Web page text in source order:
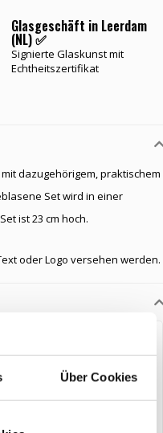
Über Cookies
Glasgeschäft in Leerdam
(NL) ✅
Signierte Glaskunst mit
Echtheitszertifikat
dazugehörigem, praktischem
Set wird in einer
ist 23 cm hoch.
oder Logo versehen werden.